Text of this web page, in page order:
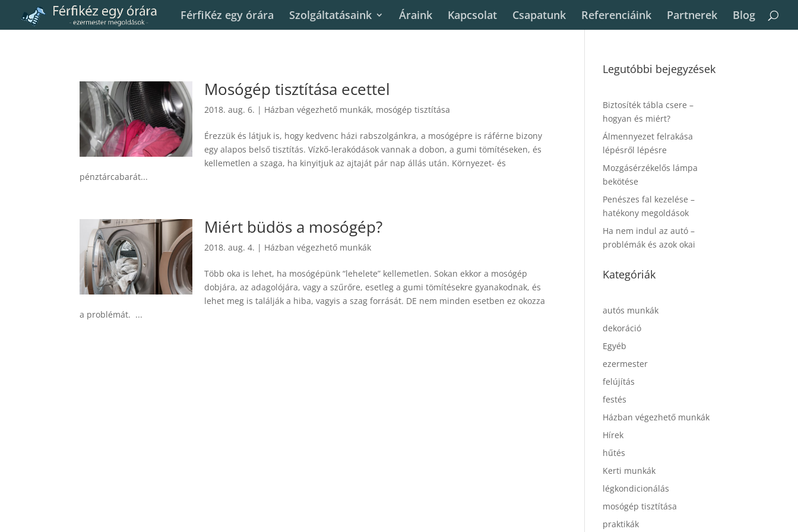
FérfiKéz egy órára Szolgáltatásaink Áraink Kapcsolat Csapatunk Referenciáink Partnerek Blog
Mosógép tisztítása ecettel
2018. aug. 6. | Házban végezhető munkák, mosógép tisztítása
Érezzük és látjuk is, hogy kedvenc házi rabszolgánkra, a mosógépre is ráférne bizony
egy alapos belső tisztítás. Vízkő-lerakódások vannak a dobon, a gumi tömítéseken, és
kellemetlen a szaga, ha kinyitjuk az ajtaját pár nap állás után. Környezet- és
pénztárcabarát...
Miért büdös a mosógép?
2018. aug. 4. | Házban végezhető munkák
Több oka is lehet, ha mosógépünk “lehelete” kellemetlen. Sokan ekkor a mosógép
dobjára, az adagolójára, vagy a szűrőre, esetleg a gumi tömítésekre gyanakodnak, és
lehet meg is találják a hiba, vagyis a szag forrását. DE nem minden esetben ez okozza
a problémát. ...
Legutóbbi bejegyzések
Biztosíték tábla csere –
hogyan és miért?
Álmennyezet felrakása
lépésről lépésre
Mozgásérzékelős lámpa
bekötése
Penészes fal kezelése –
hatékony megoldások
Ha nem indul az autó –
problémák és azok okai
Kategóriák
autós munkák
dekoráció
Egyéb
ezermester
felújítás
festés
Házban végezhető munkák
Hírek
hűtés
Kerti munkák
légkondicionálás
mosógép tisztítása
praktikák